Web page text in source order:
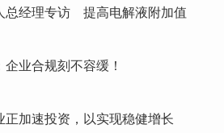
总经理专访 提高电解液附加值
业合规刻不容缓！
加速投资，以实现稳健增长